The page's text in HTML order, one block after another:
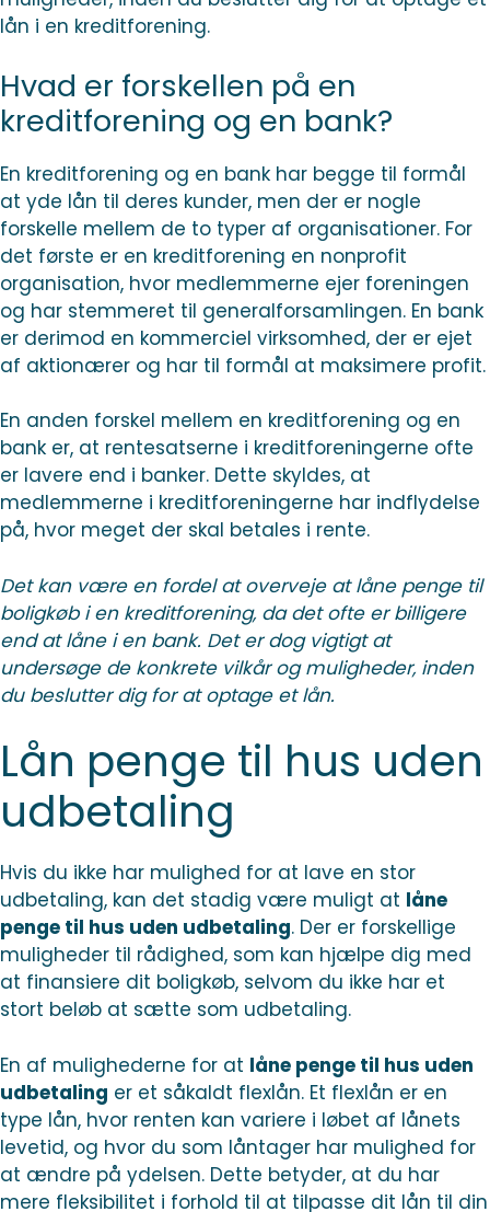
lån i en kreditforening.
Hvad er forskellen på en
kreditforening og en bank?
En kreditforening og en bank har begge til formål
at yde lån til deres kunder, men der er nogle
forskelle mellem de to typer af organisationer. For
det første er en kreditforening en nonprofit
organisation, hvor medlemmerne ejer foreningen
og har stemmeret til generalforsamlingen. En bank
er derimod en kommerciel virksomhed, der er ejet
af aktionærer og har til formål at maksimere profit.
En anden forskel mellem en kreditforening og en
bank er, at rentesatserne i kreditforeningerne ofte
er lavere end i banker. Dette skyldes, at
medlemmerne i kreditforeningerne har indflydelse
på, hvor meget der skal betales i rente.
Det kan være en fordel at overveje at låne penge til
boligkøb i en kreditforening, da det ofte er billigere
end at låne i en bank. Det er dog vigtigt at
undersøge de konkrete vilkår og muligheder, inden
du beslutter dig for at optage et lån.
Lån penge til hus uden
udbetaling
Hvis du ikke har mulighed for at lave en stor
udbetaling, kan det stadig være muligt at låne
penge til hus uden udbetaling. Der er forskellige
muligheder til rådighed, som kan hjælpe dig med
at finansiere dit boligkøb, selvom du ikke har et
stort beløb at sætte som udbetaling.
En af mulighederne for at låne penge til hus uden
udbetaling er et såkaldt flexlån. Et flexlån er en
type lån, hvor renten kan variere i løbet af lånets
levetid, og hvor du som låntager har mulighed for
at ændre på ydelsen. Dette betyder, at du har
mere fleksibilitet i forhold til at tilpasse dit lån til din